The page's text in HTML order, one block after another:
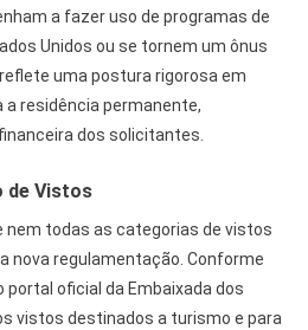
a fazer uso de programas de
Unidos ou se tornem um ônus
uma postura rigorosa em
a residência permanente,
dos solicitantes.
de Vistos
nem todas as categorias de vistos
nova regulamentação. Conforme
oficial da Embaixada dos
vistos destinados a turismo e para